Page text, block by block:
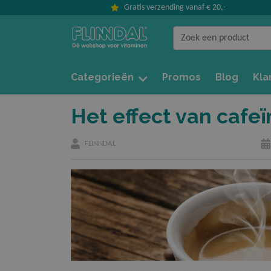
Gratis verzending vanaf € 20,-
Categorieën Promos Blog
Het effect van
FLINNDAL
Taal« Verder
Andere